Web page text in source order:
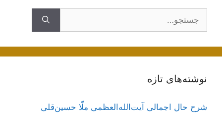
نوشته‌های تازه
شرح حال اجمالی آیت‌الله‌العظمی ملّا حسین‌قلی